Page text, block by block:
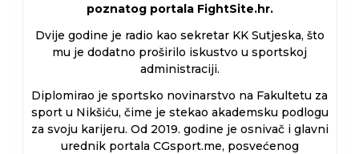
poznatog portala FightSite.hr.
Dvije godine je radio kao sekretar KK Sutjeska, što
mu je dodatno proširilo iskustvo u sportskoj
administraciji.
Diplomirao je sportsko novinarstvo na Fakultetu za
sport u Nikšiću, čime je stekao akademsku podlogu
za svoju karijeru. Od 2019. godine je osnivač i glavni
urednik portala CGsport.me, posvećenog